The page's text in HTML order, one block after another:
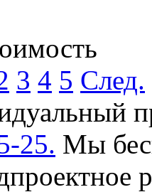
3 4 5 След.
25. Мы